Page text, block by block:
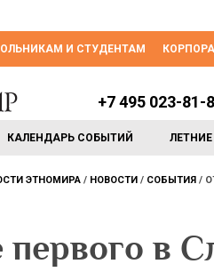
И СТУДЕНТАМ
КАЛЕНДАРЬ СОБЫТИЙ
+7 495 023-81-
ЭТНОМИРА НОВОСТИ СОБЫТИЯ
в